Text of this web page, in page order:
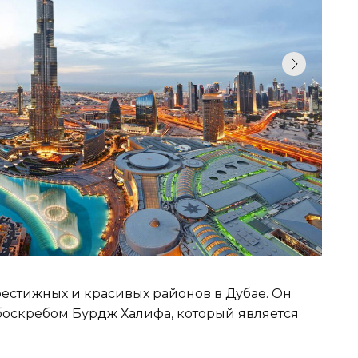
и красивых районов в Дубае. Он
Бурдж Халифа, который является